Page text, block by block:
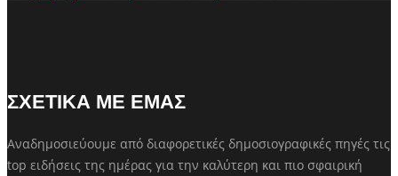
ΣΧΕΤΙΚΑ ΜΕ ΕΜΑΣ
Αναδημοσιεύουμε από διαφορετικές δημοσιογραφικές πηγές τις
top ειδήσεις της ημέρας για την καλύτερη και πιο σφαιρική